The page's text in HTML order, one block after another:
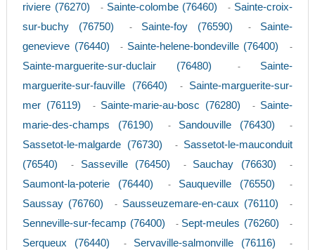
riviere (76270)
- Sainte-colombe (76460) - Sainte-croix-
sur-buchy (76750)
- Sainte-foy (76590) - Sainte-
genevieve (76440)
- Sainte-helene-bondeville (76400) -
Sainte-marguerite-sur-duclair (76480) - Sainte-
marguerite-sur-fauville (76640)
- Sainte-marguerite-sur-
mer (76119)
- Sainte-marie-au-bosc (76280) - Sainte-
marie-des-champs (76190)
- Sandouville (76430) -
Sassetot-le-malgarde (76730) - Sassetot-le-mauconduit
(76540)
- Sasseville (76450) - Sauchay (76630) -
Saumont-la-poterie (76440) - Sauqueville (76550) -
Saussay (76760) - Sausseuzemare-en-caux (76110) -
Senneville-sur-fecamp (76400) - Sept-meules (76260) -
Serqueux (76440) - Servaville-salmonville (76116) -